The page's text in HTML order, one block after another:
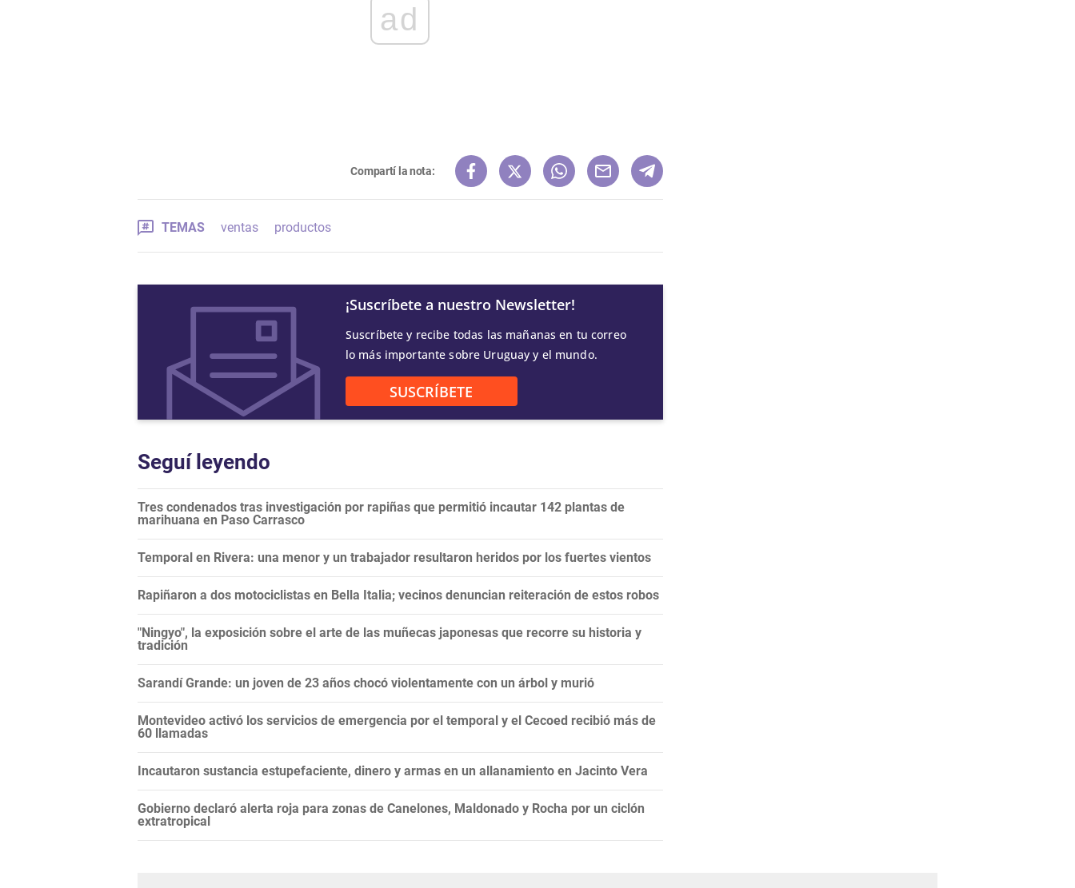
ad
Compartí la nota:
TEMAS ventas productos
¡Suscríbete a nuestro Newsletter!
Suscríbete y recibe todas las mañanas en tu correo
lo más importante sobre Uruguay y el mundo.
SUSCRÍBETE
Seguí leyendo
Tres condenados tras investigación por rapiñas que permitió incautar 142 plantas de
marihuana en Paso Carrasco
Temporal en Rivera: una menor y un trabajador resultaron heridos por los fuertes vientos
Rapiñaron a dos motociclistas en Bella Italia; vecinos denuncian reiteración de estos robos
"Ningyo", la exposición sobre el arte de las muñecas japonesas que recorre su historia y
tradición
Sarandí Grande: un joven de 23 años chocó violentamente con un árbol y murió
Montevideo activó los servicios de emergencia por el temporal y el Cecoed recibió más de
60 llamadas
Incautaron sustancia estupefaciente, dinero y armas en un allanamiento en Jacinto Vera
Gobierno declaró alerta roja para zonas de Canelones, Maldonado y Rocha por un ciclón
extratropical